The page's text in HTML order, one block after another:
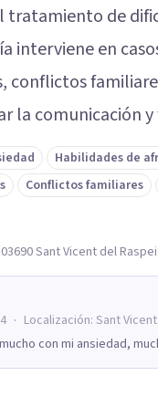
tratamiento de
interviene en
conflictos
la comunicación
Habilidades de
Conflictos familiares
Sant Vicent del
· Localización: Sant
con mi ansiedad,